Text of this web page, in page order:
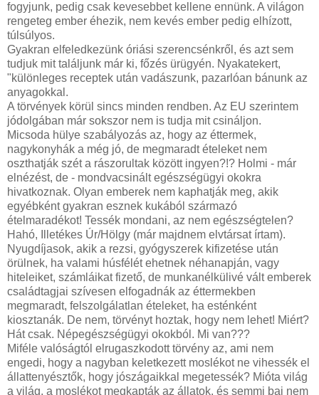
fogyjunk, pedig csak kevesebbet kellene ennünk. A világon
rengeteg ember éhezik, nem kevés ember pedig elhízott,
túlsúlyos.
Gyakran elfeledkezünk óriási szerencsénkről, és azt sem
tudjuk mit találjunk már ki, főzés ürügyén. Nyakatekert,
"különleges receptek után vadászunk, pazarlóan bánunk az
anyagokkal.
A törvények körül sincs minden rendben. Az EU szerintem
jódolgában már sokszor nem is tudja mit csináljon.
Micsoda hülye szabályozás az, hogy az éttermek,
nagykonyhák a még jó, de megmaradt ételeket nem
oszthatják szét a rászorultak között ingyen?!? Holmi - már
elnézést, de - mondvacsinált egészségügyi okokra
hivatkoznak. Olyan emberek nem kaphatják meg, akik
egyébként gyakran esznek kukából származó
ételmaradékot! Tessék mondani, az nem egészségtelen?
Hahó, Illetékes Úr/Hölgy (már majdnem elvtársat írtam).
Nyugdíjasok, akik a rezsi, gyógyszerek kifizetése után
örülnek, ha valami húsfélét ehetnek néhanapján, vagy
hiteleiket, számláikat fizető, de munkanélkülivé vált emberek
családtagjai szívesen elfogadnák az éttermekben
megmaradt, felszolgálatlan ételeket, ha esténként
kiosztanák. De nem, törvényt hoztak, hogy nem lehet! Miért?
Hát csak. Népegészségügyi okokból. Mi van???
Miféle valóságtól elrugaszkodott törvény az, ami nem
engedi, hogy a nagyban keletkezett moslékot ne vihessék el
állattenyésztők, hogy jószágaikkal megetessék? Mióta világ
a világ, a moslékot megkapták az állatok, és semmi baj nem